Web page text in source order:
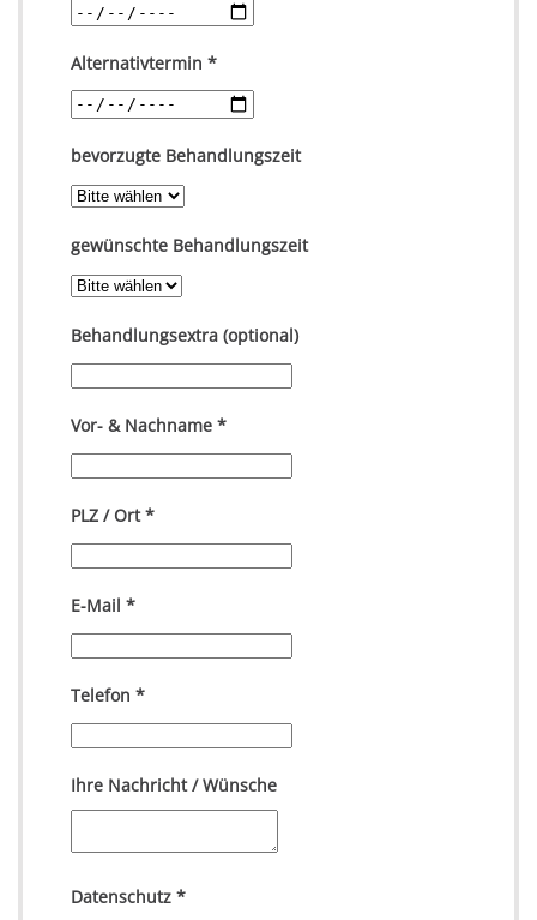
Alternativtermin *
bevorzugte Behandlungszeit
gewünschte Behandlungszeit
Behandlungsextra (optional)
Vor- & Nachname *
PLZ / Ort*
E-Mail *
Telefon *
Ihre Nachricht / Wünsche
Datenschutz *